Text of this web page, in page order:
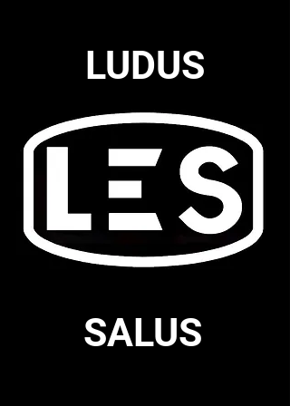
LUDUS
SALUS